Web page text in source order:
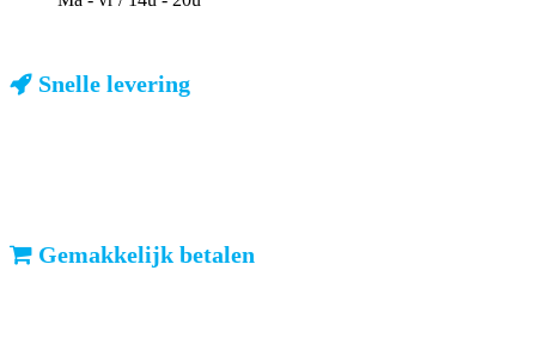
Snelle levering
Gemakkelijk betalen